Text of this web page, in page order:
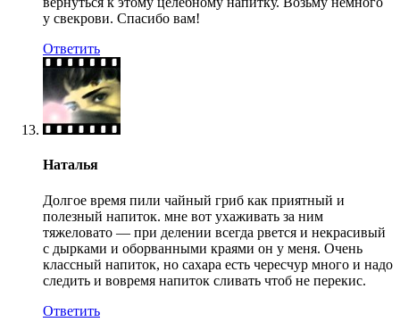
у свекрови. Спасибо вам!
Ответить
Наталья
Долгое время пили чайный гриб как приятный и
полезный напиток. мне вот ухаживать за ним
тяжеловато — при делении всегда рвется и некрасивый
с дырками и оборванными краями он у меня. Очень
классный напиток, но сахара есть чересчур много и надо
следить и вовремя напиток сливать чтоб не перекис.
Ответить